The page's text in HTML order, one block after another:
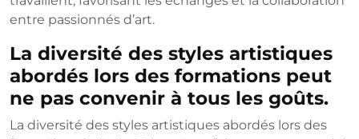
entre passionnés d’art.
La diversité des styles artistiques
abordés lors des formations peut
ne pas convenir à tous les goûts.
La diversité des styles artistiques abordés lors des